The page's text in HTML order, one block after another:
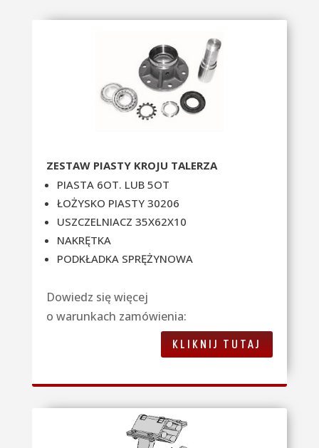
ZESTAW PIASTY KROJU TALERZA
PIASTA 6OT. LUB 5OT
ŁOŻYSKO PIASTY 30206
USZCZELNIACZ 35X62X10
NAKRĘTKA
PODKŁADKA SPRĘŻYNOWA
Dowiedz się więcej
o warunkach zamówienia:
KLIKNIJ TUTAJ